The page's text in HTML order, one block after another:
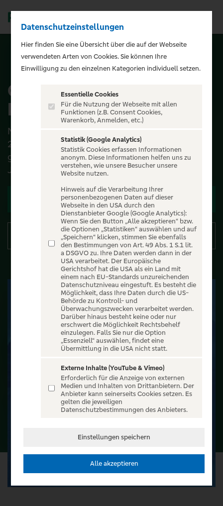
ALLE EVENTS
Christian Steiffen - Ich
komme! 2026
Nach einem überaus erfolgreichen Konzertjahr
2025 mit fast vollständig ausverkauften Shows
geht es für Christian Steiffen im kommenden
Jahr in die näc...
Zu den Terminen
Details
Datenschutzeinstellungen
Hier finden Sie eine Übersicht über die auf der Webseite
verwendeten Arten von Cookies. Sie können Ihre
Einwilligung zu den einzelnen Kategorien individuell setzen.
Essentielle Cookies
Für die Nutzung der Webseite mit allen
Funktionen (z.B. Consent Cookies,
Warenkorb, Anmelden, etc.)
Statistik (Google Analytics)
Statistik Cookies erfassen Informationen
anonym. Diese Informationen helfen uns zu
verstehen, wie unsere Besucher unsere
Website nutzen.
Hinweis auf die Verarbeitung Ihrer
personenbezogenen Daten auf dieser
Webseite in den USA durch den
Dienstanbieter Google (Google Analytics):
Wenn Sie den Button „Alle akzeptieren“ bzw.
die Optionen „Statistiken“ auswählen und auf
„Speichern“ klicken, stimmen Sie ebenfalls
den Bestimmungen von Art. 49 Abs. 1 S.1 lit.
a DSGVO zu. Ihre Daten werden dann in der
USA verarbeitet. Der Europäische
Gerichtshof hat die USA als ein Land mit
einem nach EU-Standards unzureichenden
Datenschutzniveau eingestuft. Es besteht die
Möglichkeit, dass Ihre Daten durch die US-
Behörde zu Kontroll- und
Überwachungszwecken verarbeitet werden.
Darüber hinaus besteht keine oder nur
erschwert die Möglichkeit Rechtsbehelf
einzulegen. Falls Sie nur die Option
„Essenziell“ auswählen, findet eine
Übermittlung in die USA nicht statt.
Externe Inhalte (YouTube & Vimeo)
Erforderlich für die Anzeige von externen
Medien und Inhalten von Drittanbietern. Der
Anbieter kann seinerseits Cookies setzen. Es
gelten die jeweiligen
Datenschutzbestimmungen des Anbieters.
Einstellungen speichern
Alle akzeptieren